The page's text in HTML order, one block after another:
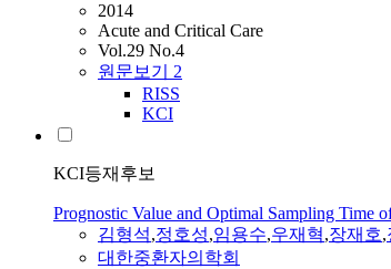
2014
Acute and Critical Care
Vol.29 No.4
원문보기 2
RISS
KCI
KCI등재후보
Prognostic Value and Optimal Sampling Time
김형석,정호성,임용수,우재혁,장재호,
대한중환자의학회